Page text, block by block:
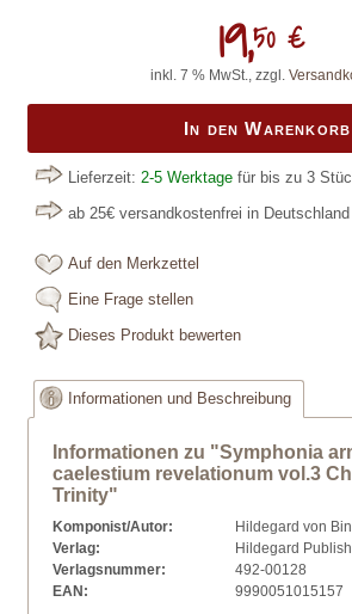
19,50 €
inkl. 7 % MwSt., zzgl.
In den Warenkorb
Lieferzeit: 2-5 Werktage für bis zu 3
ab 25€ versandkostenfrei in Deutschland
Auf den Merkzettel
Eine Frage stellen
Dieses Produkt bewerten
Informationen und Beschreibung
Informationen zu "Symphonia
caelestium revelationum vol.3
Trinity"
Komponist/Autor:
Hildegard von
Verlag:
Hildegard
Verlagsnummer:
492-00128
EAN:
9990051015157